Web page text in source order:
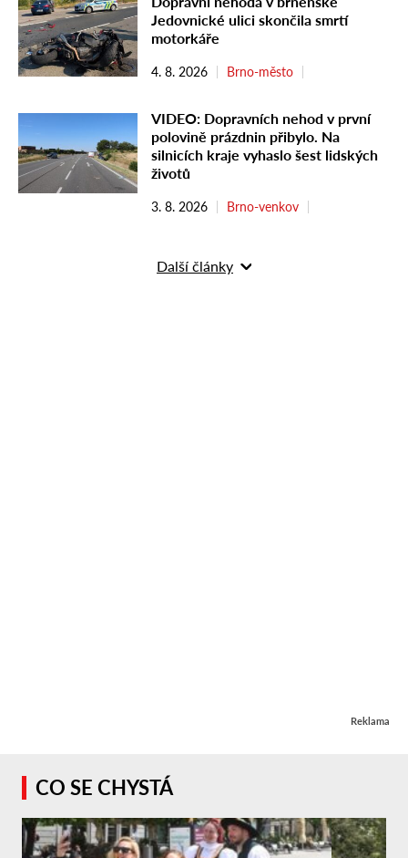
Jedovnické ulici skončila smrtí
motorkáře
4. 8. 2026 Brno-město
VIDEO: Dopravních nehod v první
polovině prázdnin přibylo. Na
silnicích kraje vyhaslo šest lidských
životů
3. 8. 2026 Brno-venkov
Další články
Reklama
CO SE CHYSTÁ